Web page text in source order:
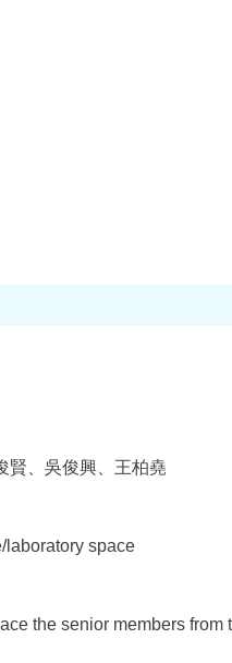
賢、吳俊興、王柏堯
laboratory space
the senior members